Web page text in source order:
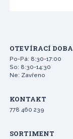
OTEVÍRACÍ DOBA
Po-Pá: 8:30-17:00
So: 8:30-14:30
Ne: Zavřeno
KONTAKT
778 460 239
SORTIMENT